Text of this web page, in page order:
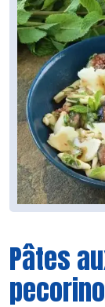
Pâtes